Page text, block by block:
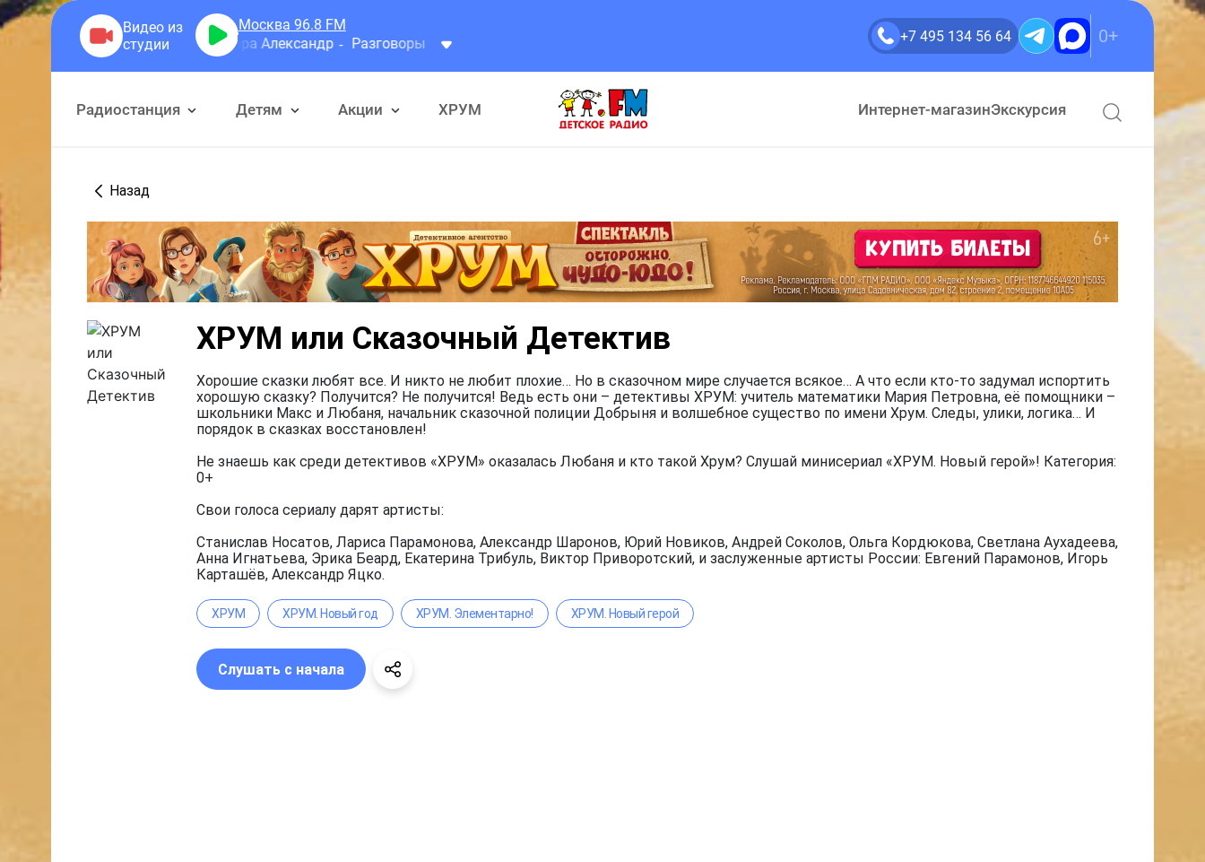
Москва 96.8 FM
Герра Александр
Разговоры +7 495 134 56 64 0+
Радиостанция Детям Акции ХРУМ Интернет-магазинЭкскурсия
Назад
ХРУМ или Сказочный Детектив
Хорошие сказки любят все. И никто не любит плохие… Но в сказочном мире случается всякое… А что если кто-то задумал испортить
хорошую сказку? Получится? Не получится! Ведь есть они – детективы ХРУМ: учитель математики Мария Петровна, её помощники –
школьники Макс и Любаня, начальник сказочной полиции Добрыня и волшебное существо по имени Хрум. Следы, улики, логика… И
порядок в сказках восстановлен!
Не знаешь как среди детективов «ХРУМ» оказалась Любаня и кто такой Хрум? Слушай минисериал «ХРУМ. Новый герой»! Категория:
0+
Свои голоса сериалу дарят артисты:
Станислав Носатов, Лариса Парамонова, Александр Шаронов, Юрий Новиков, Андрей Соколов, Ольга Кордюкова, Светлана Аухадеева,
Анна Игнатьева, Эрика Беард, Екатерина Трибуль, Виктор Приворотский, и заслуженные артисты России: Евгений Парамонов, Игорь
Карташёв, Александр Яцко.
ХРУМ ХРУМ. Новый год ХРУМ. Элементарно! ХРУМ. Новый герой
Слушать с начала